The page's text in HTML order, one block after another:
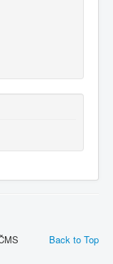
Back to Top